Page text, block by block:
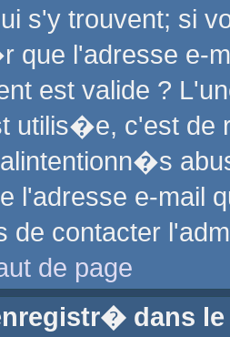
s'y trouvent; si
que l'adresse e-
est valide ?
utilis�e, c'est
e-mail
de contacter
de page
dans